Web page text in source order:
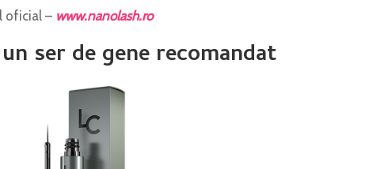
oficial – www.nanolash.ro
ser de gene recomandat